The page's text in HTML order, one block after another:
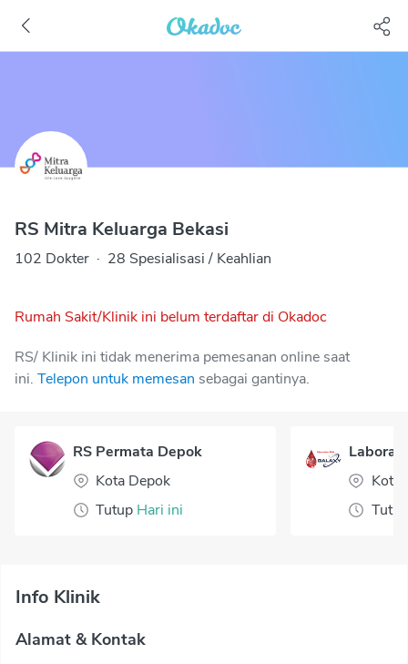
RS Mitra Keluarga Bekasi
102 Dokter · 28 Spesialisasi / Keahlian
Rumah Sakit/Klinik ini belum terdaftar di Okadoc
RS/ Klinik ini tidak menerima pemesanan online saat
ini. Telepon untuk memesan sebagai gantinya.
RS Permata Depok
Kota Depok
Tutup Hari ini
Kota
Tutup
Info Klinik
Alamat & Kontak